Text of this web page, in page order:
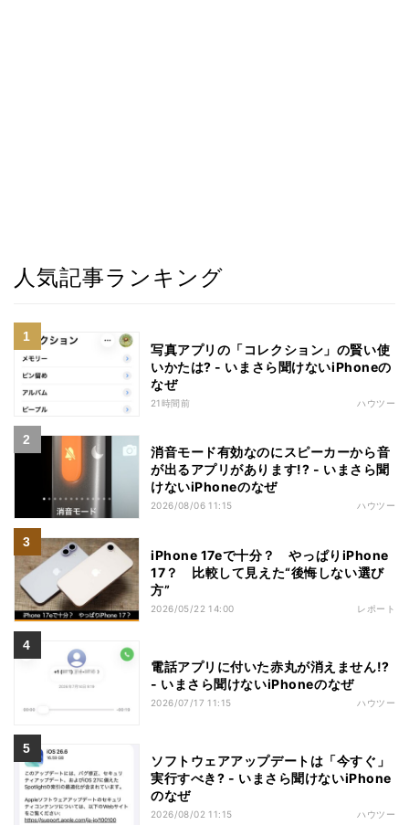
人気記事ランキング
写真アプリの「コレクション」の賢い使
いかたは? - いまさら聞けないiPhoneの
なぜ
21時間前 ハウツー
消音モード有効なのにスピーカーから音
が出るアプリがあります!? - いまさら聞
けないiPhoneのなぜ
2026/08/06 11:15 ハウツー
iPhone 17eで十分？ やっぱりiPhone
17？ 比較して見えた“後悔しない選び
方”
2026/05/22 14:00 レポート
電話アプリに付いた赤丸が消えません!?
- いまさら聞けないiPhoneのなぜ
2026/07/17 11:15 ハウツー
ソフトウェアアップデートは「今すぐ」
実行すべき? - いまさら聞けないiPhone
のなぜ
2026/08/02 11:15 ハウツー